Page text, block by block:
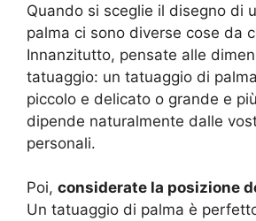
Quando si sceglie il disegno di
palma ci sono diverse cose da
Innanzitutto, pensate alle
tatuaggio: un tatuaggio di
piccolo e delicato o grande e
dipende naturalmente dalle
personali.
Poi, considerate la posizione
Un tatuaggio di palma è